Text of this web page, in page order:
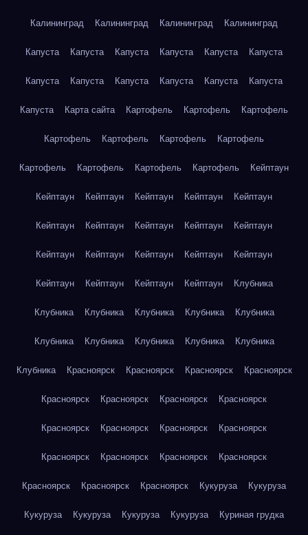
Калининград Калининград Калининград Калининград
Капуста Капуста Капуста Капуста Капуста Капуста
Капуста Капуста Капуста Капуста Капуста Капуста
Капуста Карта сайта Картофель Картофель Картофель
Картофель Картофель Картофель Картофель
Картофель Картофель Картофель Картофель Кейптаун
Кейптаун Кейптаун Кейптаун Кейптаун Кейптаун
Кейптаун Кейптаун Кейптаун Кейптаун Кейптаун
Кейптаун Кейптаун Кейптаун Кейптаун Кейптаун
Кейптаун Кейптаун Кейптаун Кейптаун Клубника
Клубника Клубника Клубника Клубника Клубника
Клубника Клубника Клубника Клубника Клубника
Клубника Красноярск Красноярск Красноярск Красноярск
Красноярск Красноярск Красноярск Красноярск
Красноярск Красноярск Красноярск Красноярск
Красноярск Красноярск Красноярск Красноярск
Красноярск Красноярск Красноярск Кукуруза Кукуруза
Кукуруза Кукуруза Кукуруза Кукуруза Куриная грудка